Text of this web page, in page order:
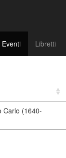
Eventi Libretti
Carlo (1640-